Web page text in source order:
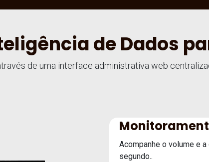
de Dados
de uma interface administrativa web
Acompanhe o volume e
segundo..